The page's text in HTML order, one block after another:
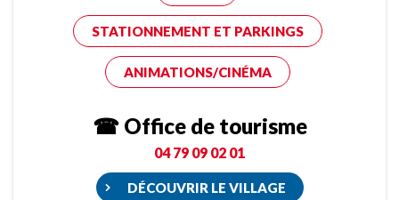
STATIONNEMENT ET PARKINGS
ANIMATIONS/CINÉMA
☎ Office de tourisme
04 79 09 02 01
DÉCOUVRIR LE VILLAGE